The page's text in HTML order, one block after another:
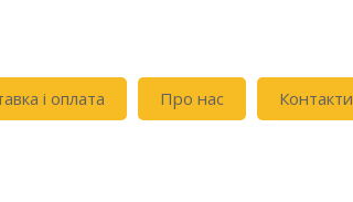
i оплата Про нас Контакти